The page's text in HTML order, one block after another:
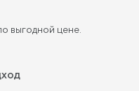
выгодной цене.